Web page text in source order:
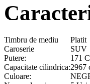
Timbru de mediu
Platit
Caroserie
SUV
Putere:
171
Capacitate cilindrica:2967
Culoare: